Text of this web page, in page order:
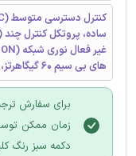
های بی سیم 60 گیگاهرتز، بهترین الگوریتم مناسب
برای سفارش
زمان ممکن
دکمه سبز رنگ